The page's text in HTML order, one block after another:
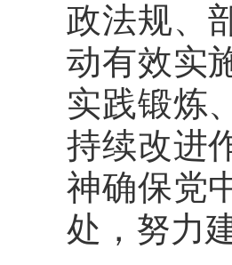
政法规、
动有效实
实践锻炼
持续改进
神确保党
处，努力